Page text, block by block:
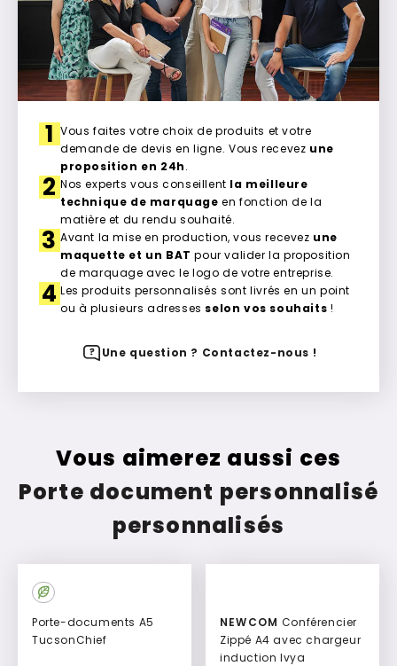
1 Vous faites votre choix de produits et votre
demande de devis en ligne. Vous recevez une
proposition en 24h.
2 Nos experts vous conseillent la meilleure
technique de marquage en fonction de la
matière et du rendu souhaité.
3 Avant la mise en production, vous recevez une
maquette et un BAT pour valider la proposition
de marquage avec le logo de votre entreprise.
4 Les produits personnalisés sont livrés en un point
ou à plusieurs adresses selon vos souhaits !
Une question ? Contactez-nous !
Vous aimerez aussi ces
Porte document personnalisé
personnalisés
Porte-documents A5
TucsonChief
NEWCOM
Zippé A4 avec chargeur
induction Ivya